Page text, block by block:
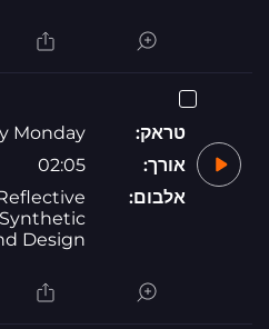
טראק:
Monday
אורך:
02:05
אלבום:
Design